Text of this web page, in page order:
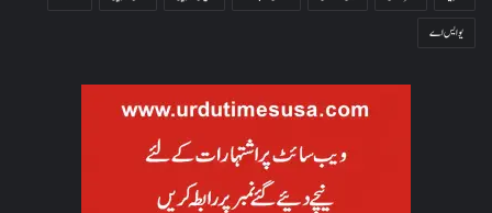
یو ایس اے